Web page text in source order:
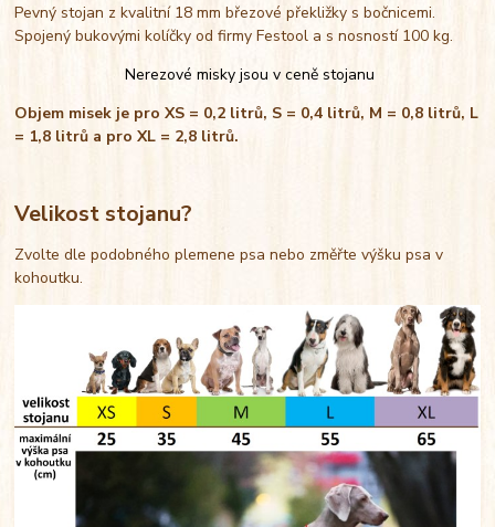
Pevný stojan z kvalitní 18 mm březové překližky s bočnicemi.
Spojený bukovými kolíčky od firmy Festool a s nosností 100 kg.
Nerezové misky jsou v ceně stojanu
Objem misek je pro XS = 0,2 litrů, S = 0,4 litrů, M = 0,8 litrů, L
= 1,8 litrů a pro XL = 2,8 litrů.
Velikost stojanu?
Zvolte dle podobného plemene psa nebo změřte výšku psa v
kohoutku.